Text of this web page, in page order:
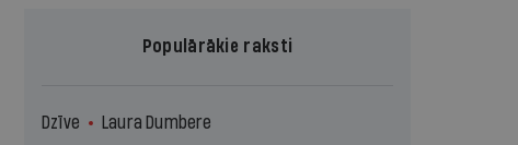
Populārākie raksti
Dzīve Laura Dumbere